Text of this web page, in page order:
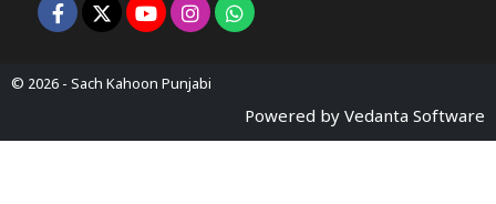
© 2026 - Sach Kahoon Punjabi
Powered by Vedanta Software